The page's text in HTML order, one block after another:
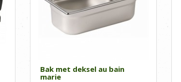
Bak met deksel au bain
marie